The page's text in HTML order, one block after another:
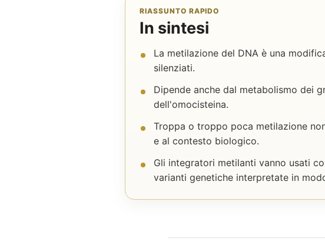
RIASSUNTO RAPIDO
In sintesi
La metilazione del DNA è una
silenziati.
Dipende anche dal metabolismo dei
dell'omocisteina.
Troppa o troppo poca metilazione
e al contesto biologico.
Gli integratori metilanti vanno usati
varianti genetiche interpretate in